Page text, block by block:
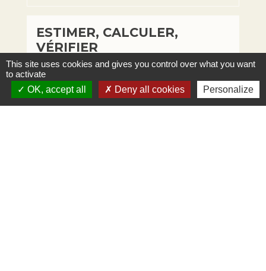
ESTIMER, CALCULER,
VÉRIFIER
This site uses cookies and gives you control over what you want
to activate
OK, accept all
Deny all cookies Personalize